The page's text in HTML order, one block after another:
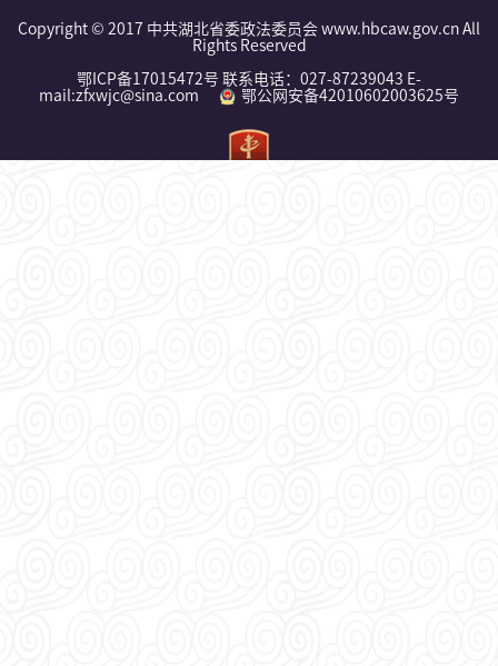
Copyright © 2017 中共湖北省委政法委员会 www.hbcaw.gov.cn All
Rights Reserved
鄂ICP备17015472号 联系电话：027-87239043 E-
mail:zfxwjc@sina.com
鄂公网安备42010602003625号